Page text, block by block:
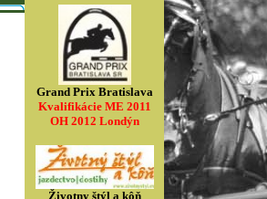
Grand Prix Bratislava
Kvalifikácie ME 2011
OH 2012 Londýn
Životny štýl a kôň